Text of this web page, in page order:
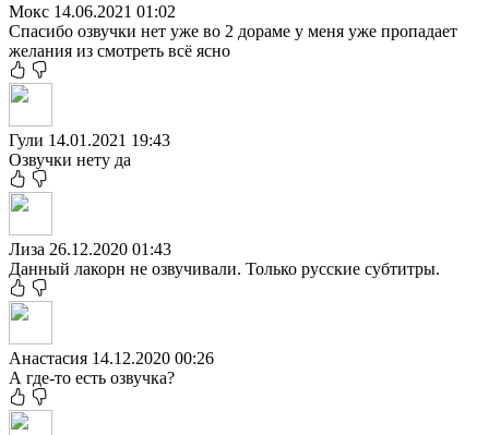
Мокс 14.06.2021 01:02
Спасибо озвучки нет уже во 2 дораме у меня уже пропадает
желания из смотреть всё ясно
Гули 14.01.2021 19:43
Озвучки нету да
Лиза 26.12.2020 01:43
Данный лакорн не озвучивали. Только русские субтитры.
Анастасия 14.12.2020 00:26
А где-то есть озвучка?